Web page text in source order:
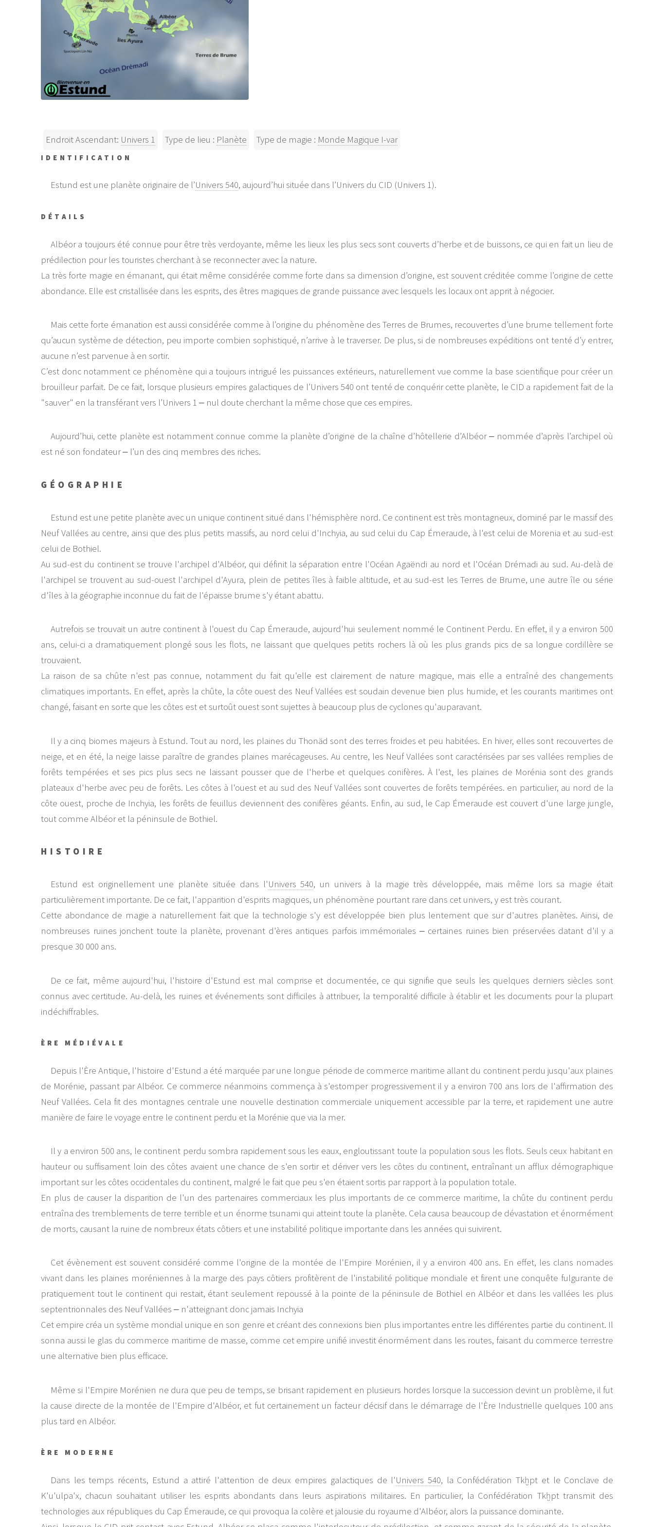
Endroit Ascendant: Univers 1 Type de lieu : Planète Type de magie : Monde Magique I-var
IDENTIFICATION
Estund est une planète originaire de l’Univers 540, aujourd’hui située dans l’Univers du CID (Univers 1).
DÉTAILS
Albéor a toujours été connue pour être très verdoyante, même les lieux les plus secs sont couverts d’herbe et de buissons, ce qui en fait un lieu de
prédilection pour les touristes cherchant à se reconnecter avec la nature.
La très forte magie en émanant, qui était même considérée comme forte dans sa dimension d’origine, est souvent créditée comme l’origine de cette
abondance. Elle est cristallisée dans les esprits, des êtres magiques de grande puissance avec lesquels les locaux ont apprit à négocier.
Mais cette forte émanation est aussi considérée comme à l’origine du phénomène des Terres de Brumes, recouvertes d’une brume tellement forte
qu’aucun système de détection, peu importe combien sophistiqué, n’arrive à le traverser. De plus, si de nombreuses expéditions ont tenté d’y entrer,
aucune n’est parvenue à en sortir.
C’est donc notamment ce phénomène qui a toujours intrigué les puissances extérieurs, naturellement vue comme la base scientifique pour créer un
brouilleur parfait. De ce fait, lorsque plusieurs empires galactiques de l’Univers 540 ont tenté de conquérir cette planète, le CID a rapidement fait de la
"sauver" en la transférant vers l’Univers 1 ‒ nul doute cherchant la même chose que ces empires.
Aujourd’hui, cette planète est notamment connue comme la planète d’origine de la chaîne d’hôtellerie d’Albéor ‒ nommée d’après l’archipel où
est né son fondateur ‒ l’un des cinq membres des riches.
GÉOGRAPHIE
Estund est une petite planète avec un unique continent situé dans l'hémisphère nord. Ce continent est très montagneux, dominé par le massif des
Neuf Vallées au centre, ainsi que des plus petits massifs, au nord celui d'Inchyia, au sud celui du Cap Émeraude, à l'est celui de Morenia et au sud-est
celui de Bothiel.
Au sud-est du continent se trouve l'archipel d'Albéor, qui définit la séparation entre l'Océan Agaëndi au nord et l'Océan Drémadi au sud. Au-delà de
l'archipel se trouvent au sud-ouest l'archipel d'Ayura, plein de petites îles à faible altitude, et au sud-est les Terres de Brume, une autre île ou série
d'îles à la géographie inconnue du fait de l'épaisse brume s'y étant abattu.
Autrefois se trouvait un autre continent à l'ouest du Cap Émeraude, aujourd'hui seulement nommé le Continent Perdu. En effet, il y a environ 500
ans, celui-ci a dramatiquement plongé sous les flots, ne laissant que quelques petits rochers là où les plus grands pics de sa longue cordillère se
trouvaient.
La raison de sa chûte n'est pas connue, notamment du fait qu'elle est clairement de nature magique, mais elle a entraîné des changements
climatiques importants. En effet, après la chûte, la côte ouest des Neuf Vallées est soudain devenue bien plus humide, et les courants maritimes ont
changé, faisant en sorte que les côtes est et surtoût ouest sont sujettes à beaucoup plus de cyclones qu'auparavant.
Il y a cinq biomes majeurs à Estund. Tout au nord, les plaines du Thonäd sont des terres froides et peu habitées. En hiver, elles sont recouvertes de
neige, et en été, la neige laisse paraître de grandes plaines marécageuses. Au centre, les Neuf Vallées sont caractérisées par ses vallées remplies de
forêts tempérées et ses pics plus secs ne laissant pousser que de l'herbe et quelques conifères. À l'est, les plaines de Morénia sont des grands
plateaux d'herbe avec peu de forêts. Les côtes à l'ouest et au sud des Neuf Vallées sont couvertes de forêts tempérées. en particulier, au nord de la
côte ouest, proche de Inchyia, les forêts de feuillus deviennent des conifères géants. Enfin, au sud, le Cap Émeraude est couvert d'une large jungle,
tout comme Albéor et la péninsule de Bothiel.
HISTOIRE
Estund est originellement une planète située dans l'Univers 540, un univers à la magie très développée, mais même lors sa magie était
particulièrement importante. De ce fait, l'apparition d'esprits magiques, un phénomène pourtant rare dans cet univers, y est très courant.
Cette abondance de magie a naturellement fait que la technologie s'y est développée bien plus lentement que sur d'autres planètes. Ainsi, de
nombreuses ruines jonchent toute la planète, provenant d'ères antiques parfois immémoriales ‒ certaines ruines bien préservées datant d'il y a
presque 30 000 ans.
De ce fait, même aujourd'hui, l'histoire d'Estund est mal comprise et documentée, ce qui signifie que seuls les quelques derniers siècles sont
connus avec certitude. Au-delà, les ruines et événements sont difficiles à attribuer, la temporalité difficile à établir et les documents pour la plupart
indéchiffrables.
ÈRE MÉDIÉVALE
Depuis l'Ère Antique, l'histoire d'Estund a été marquée par une longue période de commerce maritime allant du continent perdu jusqu'aux plaines
de Morénie, passant par Albéor. Ce commerce néanmoins commença à s'estomper progressivement il y a environ 700 ans lors de l'affirmation des
Neuf Vallées. Cela fit des montagnes centrale une nouvelle destination commerciale uniquement accessible par la terre, et rapidement une autre
manière de faire le voyage entre le continent perdu et la Morénie que via la mer.
Il y a environ 500 ans, le continent perdu sombra rapidement sous les eaux, engloutissant toute la population sous les flots. Seuls ceux habitant en
hauteur ou suffisament loin des côtes avaient une chance de s'en sortir et dériver vers les côtes du continent, entraînant un afflux démographique
important sur les côtes occidentales du continent, malgré le fait que peu s'en étaient sortis par rapport à la population totale.
En plus de causer la disparition de l'un des partenaires commerciaux les plus importants de ce commerce maritime, la chûte du continent perdu
entraîna des tremblements de terre terrible et un énorme tsunami qui atteint toute la planète. Cela causa beaucoup de dévastation et énormément
de morts, causant la ruine de nombreux états côtiers et une instabilité politique importante dans les années qui suivirent.
Cet évènement est souvent considéré comme l'origine de la montée de l'Empire Morénien, il y a environ 400 ans. En effet, les clans nomades
vivant dans les plaines moréniennes à la marge des pays côtiers profitèrent de l'instabilité politique mondiale et firent une conquête fulgurante de
pratiquement tout le continent qui restait, étant seulement repoussé à la pointe de la péninsule de Bothiel en Albéor et dans les vallées les plus
septentrionnales des Neuf Vallées ‒ n'atteignant donc jamais Inchyia
Cet empire créa un système mondial unique en son genre et créant des connexions bien plus importantes entre les différentes partie du continent. Il
sonna aussi le glas du commerce maritime de masse, comme cet empire unifié investit énormément dans les routes, faisant du commerce terrestre
une alternative bien plus efficace.
Même si l'Empire Morénien ne dura que peu de temps, se brisant rapidement en plusieurs hordes lorsque la succession devint un problème, il fut
la cause directe de la montée de l'Empire d'Albéor, et fut certainement un facteur décisif dans le démarrage de l'Ère Industrielle quelques 100 ans
plus tard en Albéor.
ÈRE MODERNE
Dans les temps récents, Estund a attiré l'attention de deux empires galactiques de l'Univers 540, la Confédération Tkḫpt et le Conclave de
K'u'ulpa'x, chacun souhaitant utiliser les esprits abondants dans leurs aspirations militaires. En particulier, la Confédération Tkḫpt transmit des
technologies aux républiques du Cap Émeraude, ce qui provoqua la colère et jalousie du royaume d'Albéor, alors la puissance dominante.